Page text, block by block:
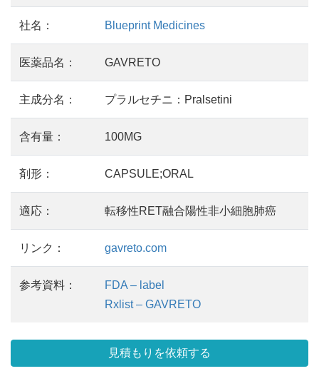
社名： Blueprint Medicines
医薬品名： GAVRETO
主成分名： プラルセチニ：Pralsetini
含有量： 100MG
剤形： CAPSULE;ORAL
適応： 転移性RET融合陽性非小細胞肺癌
リンク： gavreto.com
参考資料：
FDA – label
Rxlist – GAVRETO
見積もりを依頼する